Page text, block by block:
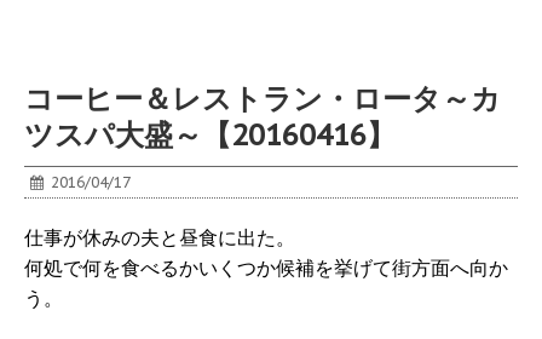
コーヒー＆レストラン・ロータ～カ
ツスパ大盛～【20160416】
2016/04/17
仕事が休みの夫と昼食に出た。
何処で何を食べるかいくつか候補を挙げて街方面へ向か
う。